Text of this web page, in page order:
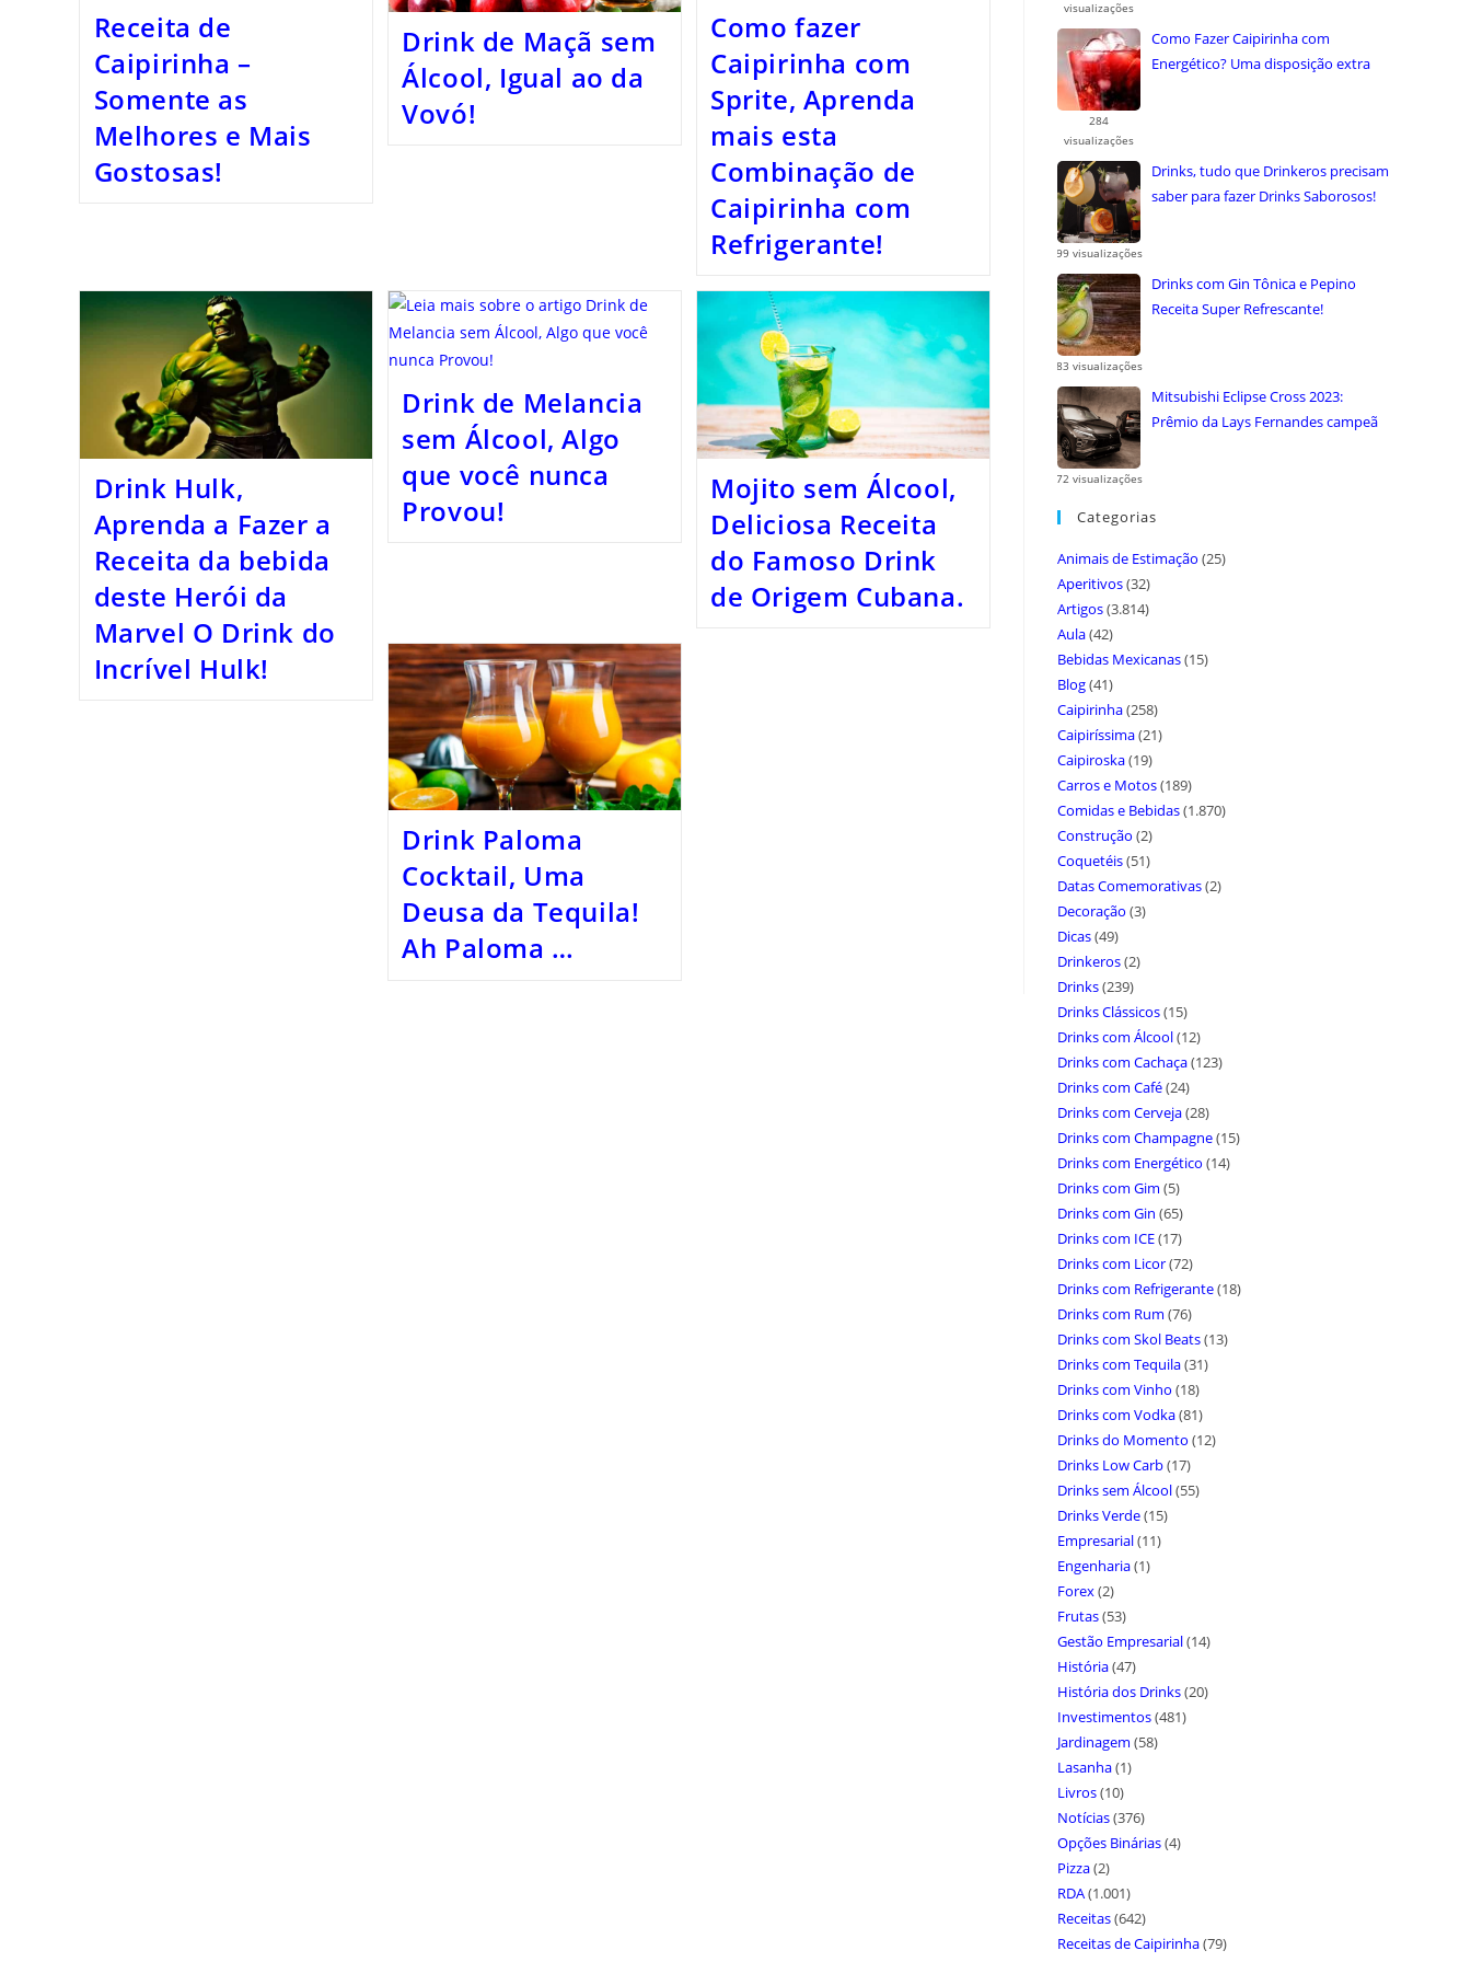
Receita de
Caipirinha –
Somente as
Melhores e Mais
Gostosas!
Drink de Maçã sem
Álcool, Igual ao da
Vovó!
Como fazer
Caipirinha com
Sprite, Aprenda
mais esta
Combinação de
Caipirinha com
Refrigerante!
Drink Hulk,
Aprenda a Fazer a
Receita da bebida
deste Herói da
Marvel O Drink do
Incrível Hulk!
Drink de Melancia
sem Álcool, Algo
que você nunca
Provou!
Mojito sem Álcool,
Deliciosa Receita
do Famoso Drink
de Origem Cubana.
Drink Paloma
Cocktail, Uma
Deusa da Tequila!
Ah Paloma …
visualizações
Como Fazer Caipirinha com
Energético? Uma disposição extra
284
visualizações
Drinks, tudo que Drinkeros precisam
saber para fazer Drinks Saborosos!
99 visualizações
Drinks com Gin Tônica e Pepino
Receita Super Refrescante!
83 visualizações
Mitsubishi Eclipse Cross 2023:
Prêmio da Lays Fernandes campeã
72 visualizações
Categorias
Animais de Estimação (25)
Aperitivos(32)
Artigos(3.814)
Aula(42)
Bebidas Mexicanas(15)
Blog(41)
Caipirinha(258)
Caipiríssima(21)
Caipiroska(19)
Carros e Motos(189)
Comidas e Bebidas(1.870)
Construção (2)
Coquetéis(51)
Datas Comemorativas(2)
Decoração (3)
Dicas(49)
Drinkeros(2)
Drinks(239)
Drinks Clássicos(15)
Drinks com Álcool(12)
Drinks com Cachaça(123)
Drinks com Café(24)
Drinks com Cerveja(28)
Drinks com Champagne(15)
Drinks com Energético (14)
Drinks com Gim (5)
Drinks com Gin (65)
Drinks com ICE(17)
Drinks com Licor(72)
Drinks com Refrigerante(18)
Drinks com Rum (76)
Drinks com Skol Beats(13)
Drinks com Tequila(31)
Drinks com Vinho (18)
Drinks com Vodka(81)
Drinks do Momento (12)
Drinks Low Carb(17)
Drinks sem Álcool(55)
Drinks Verde(15)
Empresarial(11)
Engenharia(1)
Forex(2)
Frutas(53)
Gestão Empresarial(14)
História(47)
História dos Drinks(20)
Investimentos(481)
Jardinagem (58)
Lasanha(1)
Livros(10)
Notícias(376)
Opções Binárias(4)
Pizza(2)
RDA(1.001)
Receitas(642)
Receitas de Caipirinha(79)